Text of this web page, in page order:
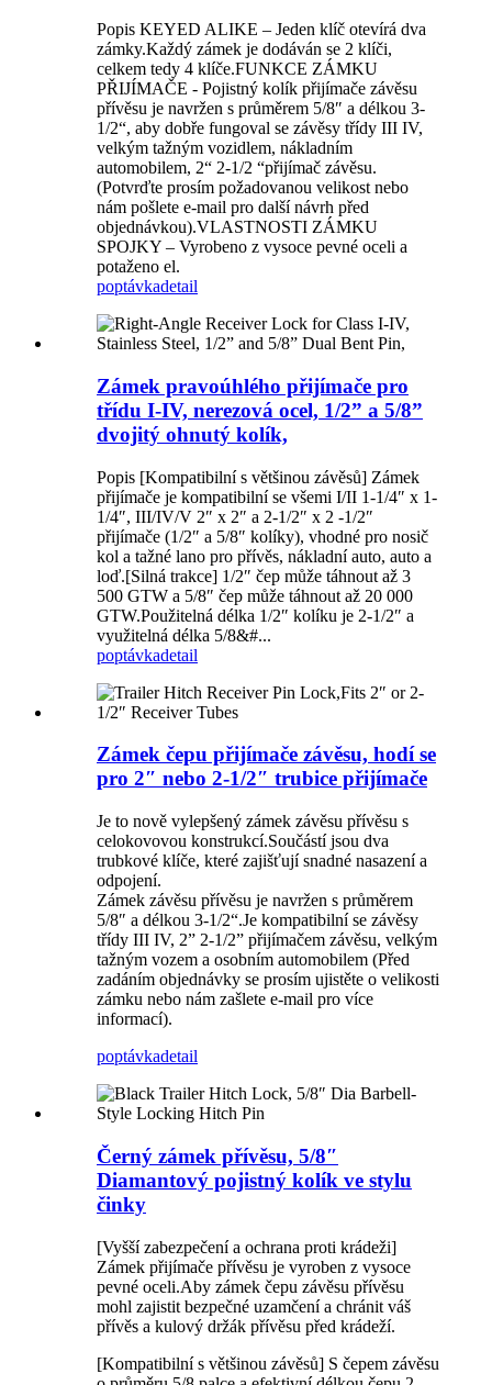
Popis KEYED ALIKE – Jeden klíč otevírá dva
zámky.Každý zámek je dodáván se 2 klíči,
celkem tedy 4 klíče.FUNKCE ZÁMKU
PŘIJÍMAČE - Pojistný kolík přijímače závěsu
přívěsu je navržen s průměrem 5/8″ a délkou 3-
1/2“, aby dobře fungoval se závěsy třídy III IV,
velkým tažným vozidlem, nákladním
automobilem, 2“ 2-1/2 “přijímač závěsu.
(Potvrďte prosím požadovanou velikost nebo
nám pošlete e-mail pro další návrh před
objednávkou).VLASTNOSTI ZÁMKU
SPOJKY – Vyrobeno z vysoce pevné oceli a
potaženo el.
poptávkadetail
Zámek pravoúhlého přijímače pro
třídu I-IV, nerezová ocel, 1/2” a 5/8”
dvojitý ohnutý kolík,
Popis [Kompatibilní s většinou závěsů] Zámek
přijímače je kompatibilní se všemi I/II 1-1/4″ x 1-
1/4″, III/IV/V 2″ x 2″ a 2-1/2″ x 2 -1/2″
přijímače (1/2″ a 5/8″ kolíky), vhodné pro nosič
kol a tažné lano pro přívěs, nákladní auto, auto a
loď.[Silná trakce] 1/2″ čep může táhnout až 3
500 GTW a 5/8″ čep může táhnout až 20 000
GTW.Použitelná délka 1/2″ kolíku je 2-1/2″ a
využitelná délka 5/8&#...
poptávkadetail
Zámek čepu přijímače závěsu, hodí se
pro 2″ nebo 2-1/2″ trubice přijímače
Je to nově vylepšený zámek závěsu přívěsu s
celokovovou konstrukcí.Součástí jsou dva
trubkové klíče, které zajišťují snadné nasazení a
odpojení.
Zámek závěsu přívěsu je navržen s průměrem
5/8″ a délkou 3-1/2“.Je kompatibilní se závěsy
třídy III IV, 2” 2-1/2” přijímačem závěsu, velkým
tažným vozem a osobním automobilem (Před
zadáním objednávky se prosím ujistěte o velikosti
zámku nebo nám zašlete e-mail pro více
informací).
poptávkadetail
Černý zámek přívěsu, 5/8″
Diamantový pojistný kolík ve stylu
činky
[Vyšší zabezpečení a ochrana proti krádeži]
Zámek přijímače přívěsu je vyroben z vysoce
pevné oceli.Aby zámek čepu závěsu přívěsu
mohl zajistit bezpečné uzamčení a chránit váš
přívěs a kulový držák přívěsu před krádeží.
[Kompatibilní s většinou závěsů] S čepem závěsu